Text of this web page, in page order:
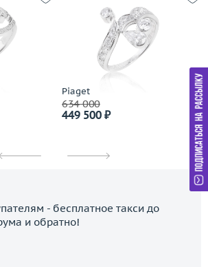
Piaget
634 000
449 500 ₽
- бесплатное такси до
и обратно!